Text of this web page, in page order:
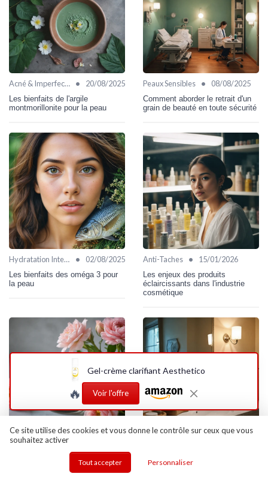
Acné & Imperfections • 20/08/2025
Les bienfaits de l'argile
montmorillonite pour la peau
Peaux Sensibles • 08/08/2025
Comment aborder le retrait d'un
grain de beauté en toute sécurité
Hydratation Intense • 02/08/2025
Les bienfaits des oméga 3 pour
la peau
Anti-Taches • 15/01/2026
Les enjeux des produits
éclaircissants dans l'industrie
cosmétique
Éclat & Luminosité
Les secrets du bb balm pour une
Tout savoir sur l'utilisation de la
crème épilatoire
Gel-crème clarifiant Aesthetico
🔥 Voir l'offre
Ce site utilise des cookies et vous donne le contrôle sur ceux que vous
souhaitez activer
Tout accepter Personnaliser